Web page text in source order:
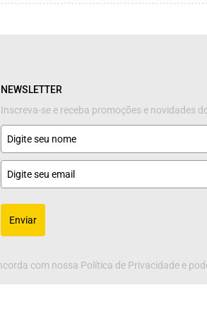
NEWSLETTER
Inscreva-se e receba promoções e novidades
Enviar
com nossa Política de Privacidade e